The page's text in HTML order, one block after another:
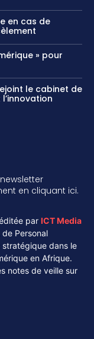
en cas de
» pour
le cabinet de
en cliquant ici.
par ICT Media
Personal
dans le
en Afrique.
notes de veille sur